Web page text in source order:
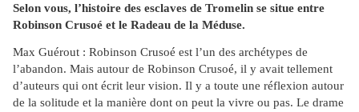
Selon vous, l’histoire des esclaves de Tromelin se situe entre
Robinson Crusoé et le Radeau de la Méduse.
Max Guérout : Robinson Crusoé est l’un des archétypes de
l’abandon. Mais autour de Robinson Crusoé, il y avait tellement
d’auteurs qui ont écrit leur vision. Il y a toute une réflexion autour
de la solitude et la manière dont on peut la vivre ou pas. Le drame